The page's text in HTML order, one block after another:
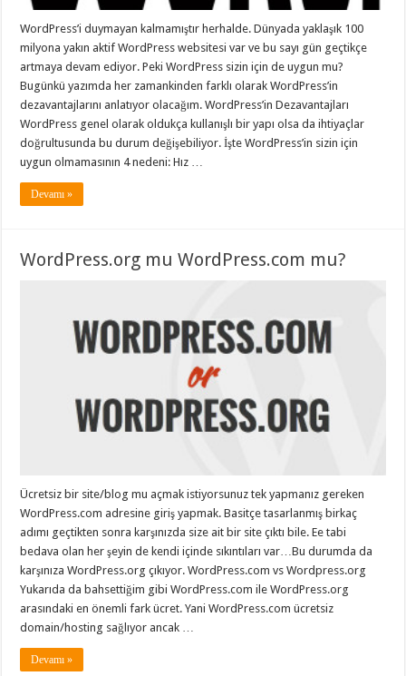
WordPress’i duymayan kalmamıştır herhalde. Dünyada yaklaşık 100
milyona yakın aktif WordPress websitesi var ve bu sayı gün geçtikçe
artmaya devam ediyor. Peki WordPress sizin için de uygun mu?
Bugünkü yazımda her zamankinden farklı olarak WordPress’in
dezavantajlarını anlatıyor olacağım. WordPress’in Dezavantajları
WordPress genel olarak oldukça kullanışlı bir yapı olsa da ihtiyaçlar
doğrultusunda bu durum değişebiliyor. İşte WordPress’in sizin için
uygun olmamasının 4 nedeni: Hız …
Devamı »
WordPress.org mu WordPress.com mu?
Ücretsiz bir site/blog mu açmak istiyorsunuz tek yapmanız gereken
WordPress.com adresine giriş yapmak. Basitçe tasarlanmış birkaç
adımı geçtikten sonra karşınızda size ait bir site çıktı bile. Ee tabi
bedava olan her şeyin de kendi içinde sıkıntıları var…Bu durumda da
karşınıza WordPress.org çıkıyor. WordPress.com vs Wordpress.org
Yukarıda da bahsettiğim gibi WordPress.com ile WordPress.org
arasındaki en önemli fark ücret. Yani WordPress.com ücretsiz
domain/hosting sağlıyor ancak …
Devamı »